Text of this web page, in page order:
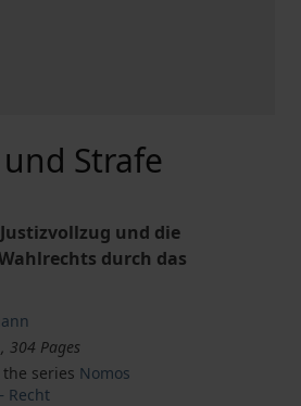
Strafe
und die
durch das
304 Pages
series Nomos
Recht